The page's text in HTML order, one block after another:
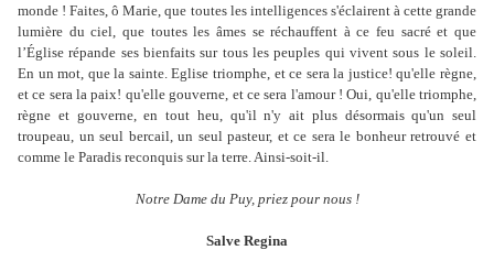
monde ! Faites, ô Marie, que toutes les intelligences s'éclairent à cette grande
lumière du ciel, que toutes les âmes se réchauffent à ce feu sacré et que
l’Église répande ses bienfaits sur tous les peuples qui vivent sous le soleil.
En un mot, que la sainte. Eglise triomphe, et ce sera la justice! qu'elle règne,
et ce sera la paix! qu'elle gouverne, et ce sera l'amour ! Oui, qu'elle triomphe,
règne et gouverne, en tout heu, qu'il n'y ait plus désormais qu'un seul
troupeau, un seul bercail, un seul pasteur, et ce sera le bonheur retrouvé et
comme le Paradis reconquis sur la terre. Ainsi-soit-il.
Notre Dame du Puy, priez pour nous !
Salve Regina